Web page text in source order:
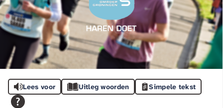
Lees voor Uitleg woorden Simpele tekst